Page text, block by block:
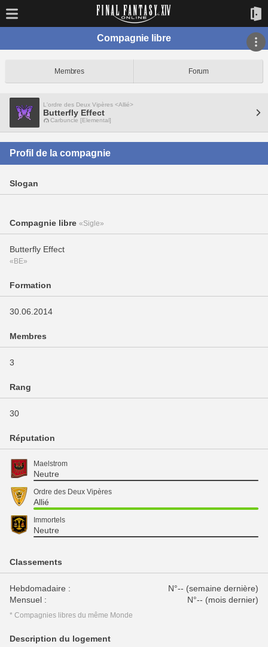
Compagnie libre
Membres Forum
L'ordre des Deux Vipères <Allié>
Butterfly Effect
Carbuncle [Elemental]
Profil de la compagnie
Slogan
Compagnie libre «Sigle»
Butterfly Effect
«BE»
Formation
30.06.2014
Membres
3
Rang
30
Réputation
Maelstrom
Neutre
Ordre des Deux Vipères
Allié
Immortels
Neutre
Classements
Hebdomadaire :
N°-- (semaine dernière)
Mensuel :
N°-- (mois dernier)
* Compagnies libres du même Monde
Description du logement